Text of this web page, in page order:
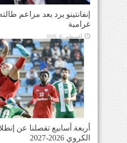
إنفانتينو يرد بعد مزاعم
غرامية
أغسطس 8, 2026
أربعة أسابيع تفصلنا عن
الكروي 2026-2027